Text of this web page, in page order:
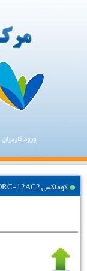
ورود کاربران
کوماکس DRC-12AC2